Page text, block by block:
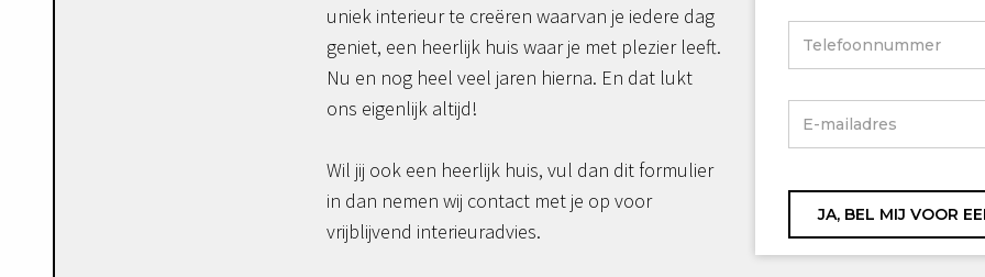
uniek interieur te creëren waarvan je iedere dag
geniet, een heerlijk huis waar je met plezier leeft.
Nu en nog heel veel jaren hierna. En dat lukt
ons eigenlijk altijd!
Wil jij ook een heerlijk huis, vul dan dit formulier
in dan nemen wij contact met je op voor
vrijblijvend interieuradvies.